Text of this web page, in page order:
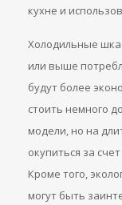
кухне и
Холодильные
или выше
будут более
стоить немного
модели, но на
окупиться за
Кроме того,
могут быть